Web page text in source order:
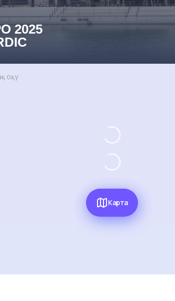
2025
оқу
Карта